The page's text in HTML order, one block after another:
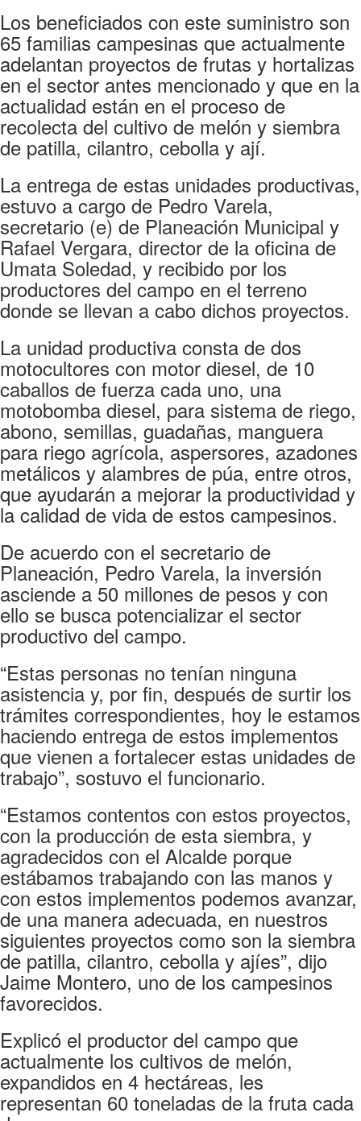
Los beneficiados con este suministro son
65 familias campesinas que actualmente
adelantan proyectos de frutas y hortalizas
en el sector antes mencionado y que en la
actualidad están en el proceso de
recolecta del cultivo de melón y siembra
de patilla, cilantro, cebolla y ají.
La entrega de estas unidades productivas,
estuvo a cargo de Pedro Varela,
secretario (e) de Planeación Municipal y
Rafael Vergara, director de la oficina de
Umata Soledad, y recibido por los
productores del campo en el terreno
donde se llevan a cabo dichos proyectos.
La unidad productiva consta de dos
motocultores con motor diesel, de 10
caballos de fuerza cada uno, una
motobomba diesel, para sistema de riego,
abono, semillas, guadañas, manguera
para riego agrícola, aspersores, azadones
metálicos y alambres de púa, entre otros,
que ayudarán a mejorar la productividad y
la calidad de vida de estos campesinos.
De acuerdo con el secretario de
Planeación, Pedro Varela, la inversión
asciende a 50 millones de pesos y con
ello se busca potencializar el sector
productivo del campo.
“Estas personas no tenían ninguna
asistencia y, por fin, después de surtir los
trámites correspondientes, hoy le estamos
haciendo entrega de estos implementos
que vienen a fortalecer estas unidades de
trabajo”, sostuvo el funcionario.
“Estamos contentos con estos proyectos,
con la producción de esta siembra, y
agradecidos con el Alcalde porque
estábamos trabajando con las manos y
con estos implementos podemos avanzar,
de una manera adecuada, en nuestros
siguientes proyectos como son la siembra
de patilla, cilantro, cebolla y ajíes”, dijo
Jaime Montero, uno de los campesinos
favorecidos.
Explicó el productor del campo que
actualmente los cultivos de melón,
expandidos en 4 hectáreas, les
representan 60 toneladas de la fruta cada